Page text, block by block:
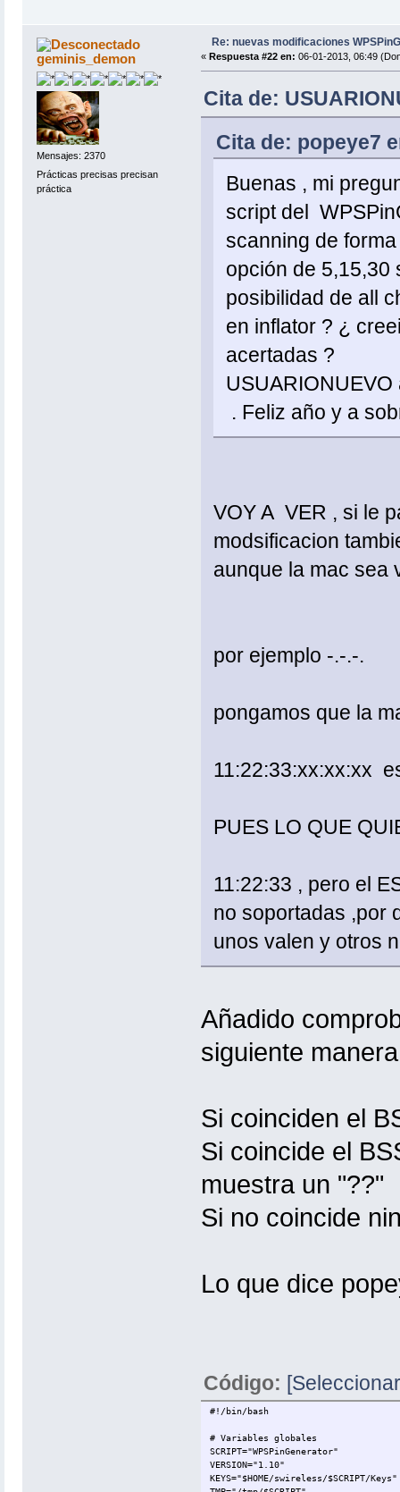
geminis_demon
Mensajes: 2370
Prácticas precisas precisan
práctica
Re: nuevas modificaciones
« Respuesta #22 en: 06-01-2013, 06:49
Cita de:
Cita de: popeye7
Buenas , mi
script del
scanning de
opción de 5,15,30
posibilidad de all
en inflator ? ¿
acertadas ?
. Feliz año y a
VOY A VER , si le
modsificacion
aunque la mac sea
por ejemplo -.-.-.
pongamos que la
11:22:33:xx:xx:xx
PUES LO QUE
11:22:33 , pero el
no soportadas ,por
unos valen y otros
Añadido
siguiente
Si coinciden el
Si coincide el
muestra un "??"
Si no coincide
Lo que dice
Código:
#!/bin/bash
# Variables globales
SCRIPT="WPSPinGenerator"
VERSION="1.10"
KEYS="$HOME/swireless/$SCRIPT/Keys"